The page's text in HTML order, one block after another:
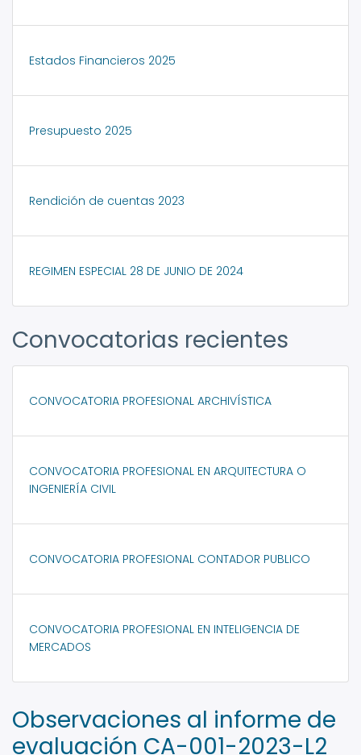
Estados Financieros 2025
Presupuesto 2025
Rendición de cuentas 2023
REGIMEN ESPECIAL 28 DE JUNIO DE 2024
Convocatorias recientes
CONVOCATORIA PROFESIONAL ARCHIVÍSTICA
CONVOCATORIA PROFESIONAL EN ARQUITECTURA O
INGENIERÍA CIVIL
CONVOCATORIA PROFESIONAL CONTADOR PUBLICO
CONVOCATORIA PROFESIONAL EN INTELIGENCIA DE
MERCADOS
Observaciones al informe de
evaluación CA-001-2023-L2